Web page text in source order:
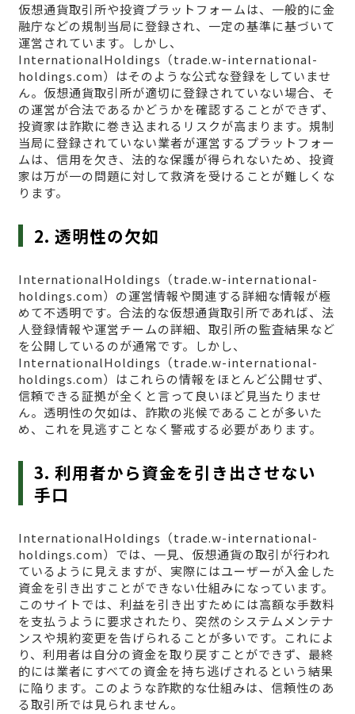
仮想通貨取引所や投資プラットフォームは、一般的に金
融庁などの規制当局に登録され、一定の基準に基づいて
運営されています。しかし、
InternationalHoldings（trade.w-international-
holdings.com）はそのような公式な登録をしていませ
ん。仮想通貨取引所が適切に登録されていない場合、そ
の運営が合法であるかどうかを確認することができず、
投資家は詐欺に巻き込まれるリスクが高まります。規制
当局に登録されていない業者が運営するプラットフォー
ムは、信用を欠き、法的な保護が得られないため、投資
家は万が一の問題に対して救済を受けることが難しくな
ります。
2. 透明性の欠如
InternationalHoldings（trade.w-international-
holdings.com）の運営情報や関連する詳細な情報が極
めて不透明です。合法的な仮想通貨取引所であれば、法
人登録情報や運営チームの詳細、取引所の監査結果など
を公開しているのが通常です。しかし、
InternationalHoldings（trade.w-international-
holdings.com）はこれらの情報をほとんど公開せず、
信頼できる証拠が全くと言って良いほど見当たりませ
ん。透明性の欠如は、詐欺の兆候であることが多いた
め、これを見逃すことなく警戒する必要があります。
3. 利用者から資金を引き出させない
手口
InternationalHoldings（trade.w-international-
holdings.com）では、一見、仮想通貨の取引が行われ
ているように見えますが、実際にはユーザーが入金した
資金を引き出すことができない仕組みになっています。
このサイトでは、利益を引き出すためには高額な手数料
を支払うように要求されたり、突然のシステムメンテナ
ンスや規約変更を告げられることが多いです。これによ
り、利用者は自分の資金を取り戻すことができず、最終
的には業者にすべての資金を持ち逃げされるという結果
に陥ります。このような詐欺的な仕組みは、信頼性のあ
る取引所では見られません。